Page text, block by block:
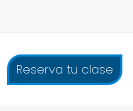
Reserva tu clase